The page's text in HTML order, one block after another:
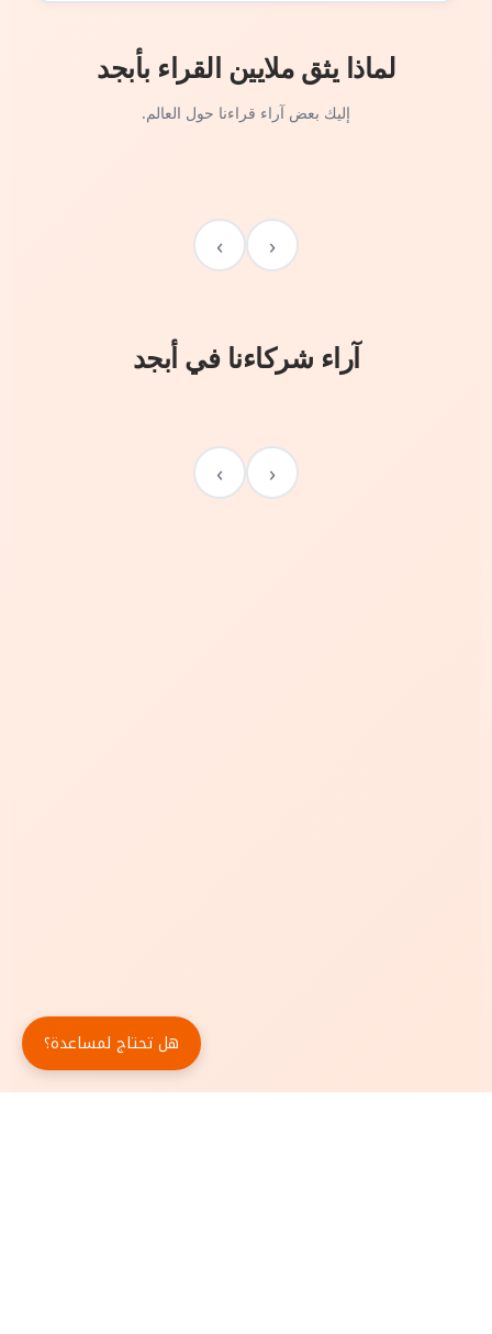
لماذا يثق ملايين القراء بأبجد
إليك بعض آراء قراءنا حول العالم.
‹
›
آراء شركاءنا في أبجد
‹
›
هل تحتاج لمساعدة؟